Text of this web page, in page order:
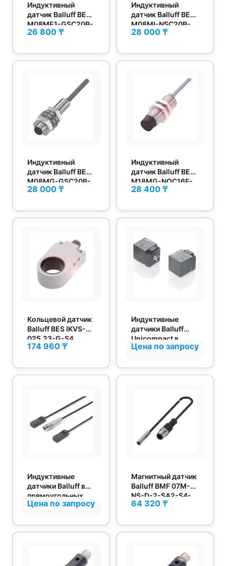
Индуктивный
датчик Balluff BES
M08ME1-GSC20B-
S04G
26 800 ₸
Индуктивный
датчик Balluff BES
M08MI-NSC20B-
BV02
28 000 ₸
Индуктивный
датчик Balluff BES
M08MG-GSC20B-
BV02
28 000 ₸
Индуктивный
датчик Balluff BES
M18MG-NOC16F-
BV02
28 400 ₸
Кольцевой датчик
Balluff BES IKVS-
025.23-G-S4
174 960 ₸
Индуктивные
датчики Balluff
Unicompact в
прямоугольном
Цена по запросу
Индуктивные
датчики Balluff в
прямоугольных
корпусах 10x30x6
Цена по запросу
Магнитный датчик
Balluff BMF 07M-
NS-D-2-SA2-S4-
00,3
64 320 ₸